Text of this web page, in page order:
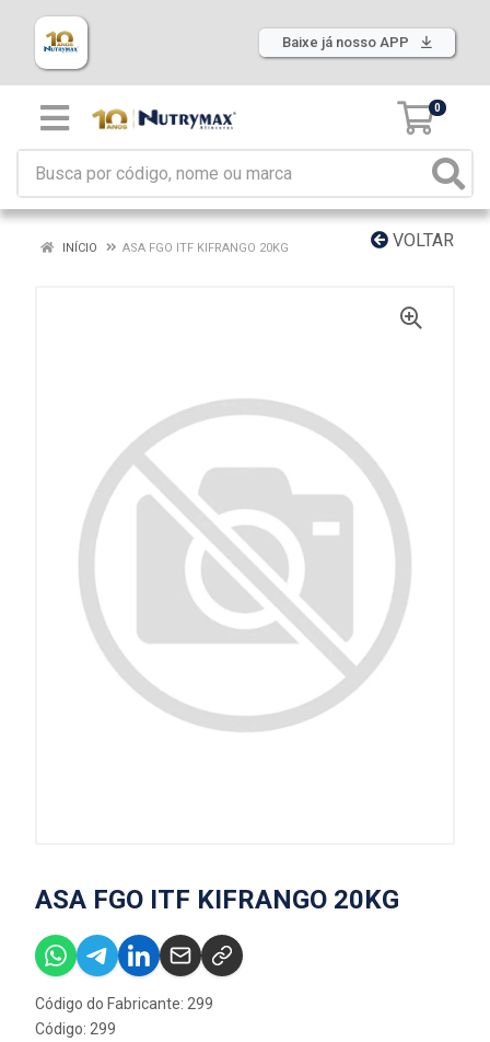
Baixe já nosso APP
0
VOLTAR
INÍCIO ASA FGO ITF KIFRANGO 20KG
ASA FGO ITF KIFRANGO 20KG
Código do Fabricante: 299
Código: 299